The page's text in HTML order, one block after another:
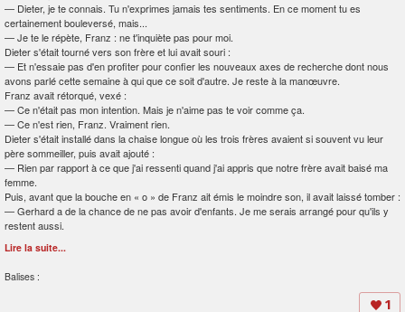
— Dieter, je te connais. Tu n'exprimes jamais tes sentiments. En ce moment tu es
certainement bouleversé, mais...
—Je te le répète, Franz : ne t'inquiète pas pour moi.
Dieter s'était tourné vers son frère et lui avait souri :
— Et n'essaie pas d'en profiter pour confier les nouveaux axes de recherche dont nous
avons parlé cette semaine à qui que ce soit d'autre. Je reste à la manœuvre.
Franz avait rétorqué, vexé :
—Ce n'était pas mon intention. Mais je n'aime pas te voir comme ça.
—Ce n'est rien, Franz. Vraiment rien.
Dieter s'était installé dans la chaise longue où les trois frères avaient si souvent vu leur
père sommeiller, puis avait ajouté :
— Rien par rapport à ce que j'ai ressenti quand j'ai appris que notre frère avait baisé ma
femme.
Puis, avant que la bouche en « o » de Franz ait émis le moindre son, il avait laissé tomber :
—Gerhard a de la chance de ne pas avoir d'enfants. Je me serais arrangé pour qu'ils y
restent aussi.
Lire la suite...
Balises :
1